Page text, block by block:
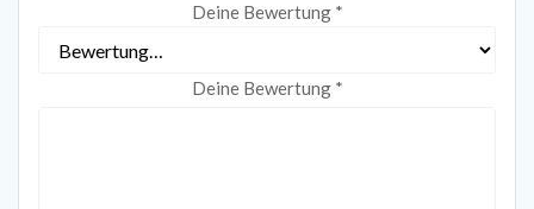
Deine Bewertung *
Deine Bewertung *